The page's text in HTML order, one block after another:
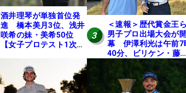
酒井理琴が単独首位発
進 橋本美月3位、浅井
咲希の妹・美希50位
【女子プロテスト1次予
3
＜速報＞歴代賞金王
男子プロ出場大会が
幕 伊澤利光は午前7
40分、ビリケン・藤
佳則は午前9時30分
ィオフ【MAIN
JOYX OPEN】